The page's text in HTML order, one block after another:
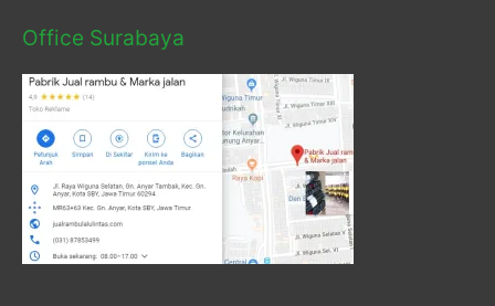
Office Surabaya